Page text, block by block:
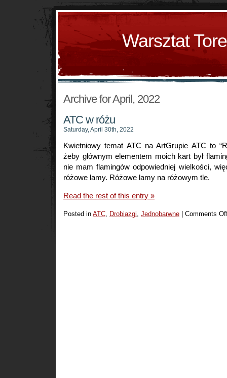
Warsztat
Archive for April, 2022
ATC w różu
Saturday, April 30th, 2022
Kwietniowy temat ATC na ArtGrupie ATC to
żeby głównym elementem moich kart był
nie mam flamingów odpowiedniej wielkości,
różowe lamy. Różowe lamy na różowym tle.
Read the rest of this entry »
Posted in ATC, Drobiazgi, Jednobarwne Comments